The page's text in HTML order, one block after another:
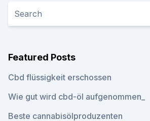
Featured Posts
Cbd flüssigkeit erschossen
Wie gut wird cbd-öl aufgenommen_
Beste cannabisölproduzenten